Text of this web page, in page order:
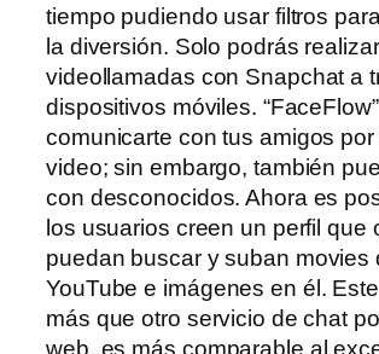
tiempo pudiendo usar filtros
la diversión. Solo podrás realizar
videollamadas con Snapchat a
dispositivos móviles.
comunicarte con tus amigos
video; sin embargo, también
con desconocidos. Ahora es
los usuarios creen un perfil que
puedan buscar y suban movies
YouTube e imágenes en él.
más que otro servicio de chat
web, es más comparable al